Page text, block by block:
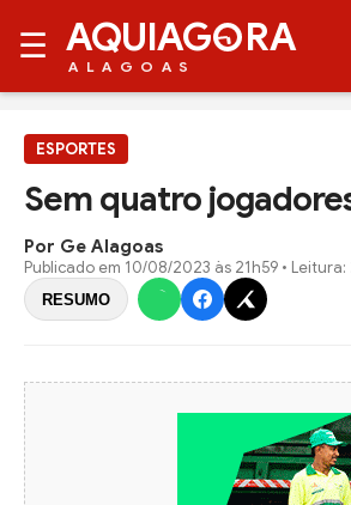
☰ AQUIAG RA
ALAGOAS
ESPORTES
Sem quatro
Por Ge Alagoas
Publicado em 10/08/2023 às 21h59 • Leitura:
RESUMO